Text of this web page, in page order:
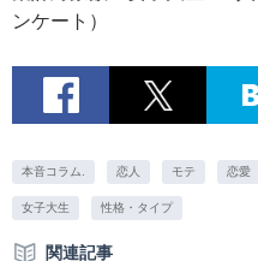
ンケート）
本音コラム. 恋人 モテ 恋愛
女子大生 性格・タイプ
関連記事